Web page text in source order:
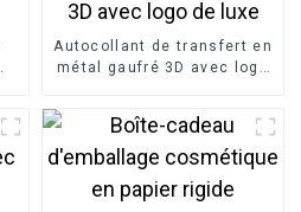
Autocollant de transfert en
métal gaufré 3D avec logo